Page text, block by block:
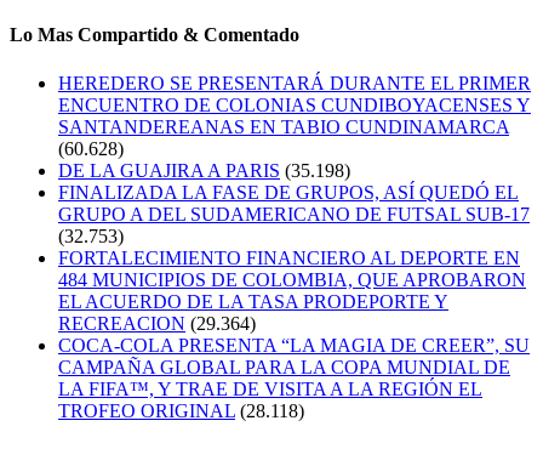
Lo Mas Compartido & Comentado
HEREDERO SE PRESENTARÁ DURANTE EL PRIMER
ENCUENTRO DE COLONIAS CUNDIBOYACENSES Y
SANTANDEREANAS EN TABIO CUNDINAMARCA
(60.628)
DE LA GUAJIRA A PARIS (35.198)
FINALIZADA LA FASE DE GRUPOS, ASÍ QUEDÓ EL
GRUPO A DEL SUDAMERICANO DE FUTSAL SUB-17
(32.753)
FORTALECIMIENTO FINANCIERO AL DEPORTE EN
484 MUNICIPIOS DE COLOMBIA, QUE APROBARON
EL ACUERDO DE LA TASA PRODEPORTE Y
RECREACION (29.364)
COCA-COLA PRESENTA “LA MAGIA DE CREER”, SU
CAMPAÑA GLOBAL PARA LA COPA MUNDIAL DE
LA FIFA™, Y TRAE DE VISITA A LA REGIÓN EL
TROFEO ORIGINAL (28.118)